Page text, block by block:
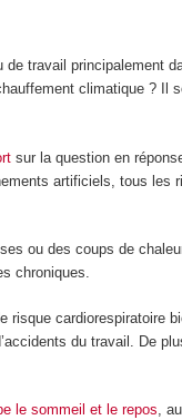
travail principalement
climatique ? Il
sur la question en
artificiels, tous les
ou des coups de
chroniques.
risque cardiorespiratoire
du travail. De
le sommeil et le repos,